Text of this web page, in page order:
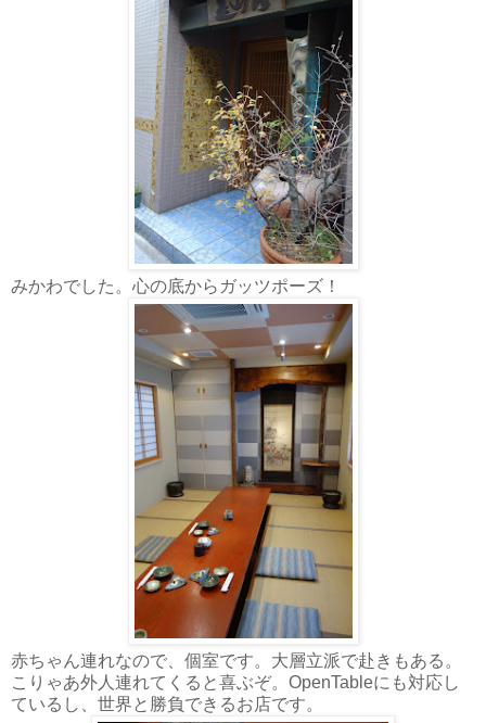
みかわでした。心の底からガッツポーズ！
赤ちゃん連れなので、個室です。大層立派で赴きもある。
こりゃあ外人連れてくると喜ぶぞ。OpenTableにも対応し
ているし、世界と勝負できるお店です。